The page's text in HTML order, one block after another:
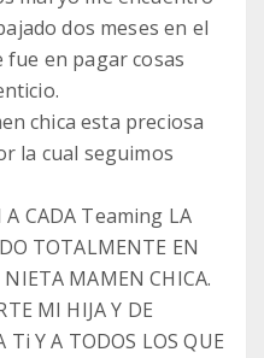
dos meses en el
en pagar cosas
chica esta preciosa
la cual seguimos
A CADA Teaming LA
TOTALMENTE EN
MAMEN CHICA.
MI HIJA Y DE
Ti Y A TODOS LOS QUE